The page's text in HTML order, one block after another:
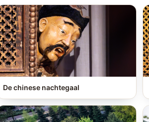
De chinese nachtegaal